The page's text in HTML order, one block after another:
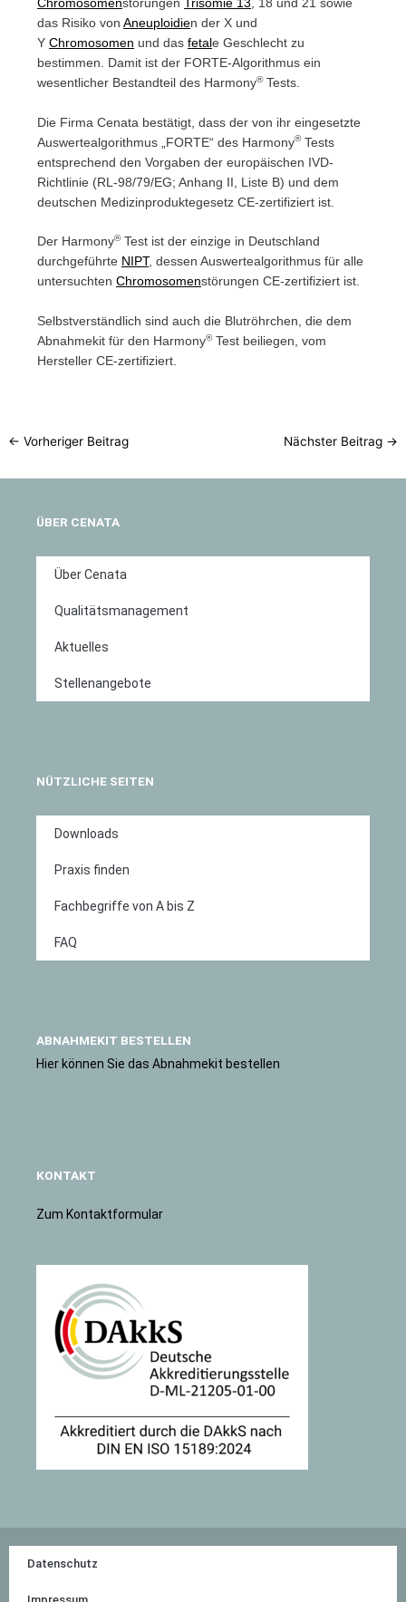
ChromosomenstörungenTrisomie 13 , 18 und 21 sowie
das Risiko vonAneuploidien der X und
YChromosomen und dasfetale Geschlecht zu
bestimmen. Damit ist der FORTE-Algorithmus ein
wesentlicher Bestandteil des Harmony®Tests.
Die Firma Cenata bestätigt, dass der von ihr eingesetzte
Auswertealgorithmus „FORTE“ des Harmony®Tests
entsprechend den Vorgaben der europäischen IVD-
Richtlinie (RL-98/79/EG; Anhang II, Liste B) und dem
deutschen Medizinproduktegesetz CE-zertifiziert ist.
Der Harmony®Test ist der einzige in Deutschland
durchgeführte NIPT, dessen Auswertealgorithmus für alle
untersuchtenChromosomenstörungen CE-zertifiziert ist.
Selbstverständlich sind auch die Blutröhrchen, die dem
Abnahmekit für den Harmony®Test beiliegen, vom
Hersteller CE-zertifiziert.
← Vorheriger Beitrag Nächster Beitrag →
ÜBER CENATA
Über Cenata
Qualitätsmanagement
Aktuelles
Stellenangebote
NÜTZLICHE SEITEN
Downloads
Praxis finden
Fachbegriffe von A bis Z
FAQ
ABNAHMEKIT BESTELLEN
Hier können Sie das Abnahmekit bestellen
KONTAKT
Zum Kontaktformular
Datenschutz